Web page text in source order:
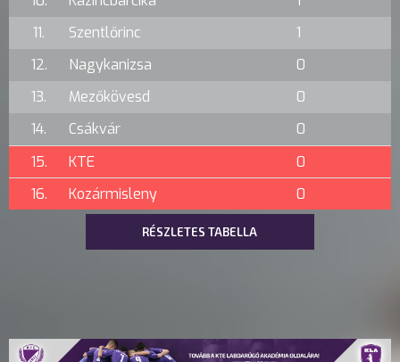
11.
Szentlőrinc
1
12.
Nagykanizsa
0
13.
Mezőkövesd
0
14.
Csákvár
0
15.
KTE
0
16.
Kozármisleny 0
RÉSZLETES TABELLA